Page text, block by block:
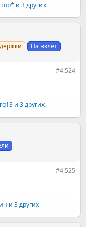
и 3 других
На взлет
#4.524
и 3 других
#4.525
и 3 других